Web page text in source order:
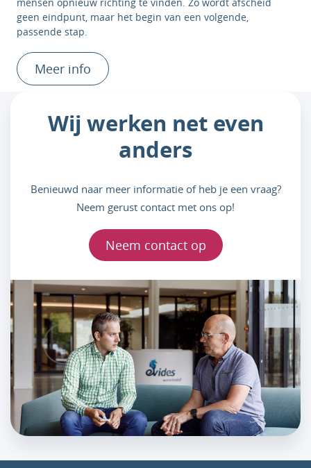
geen eindpunt, maar het begin van een volgende,
passende stap.
Meer info
Wij werken net even
anders
Benieuwd naar meer informatie of heb je een vraag?
Neem gerust contact met ons op!
Neem contact op